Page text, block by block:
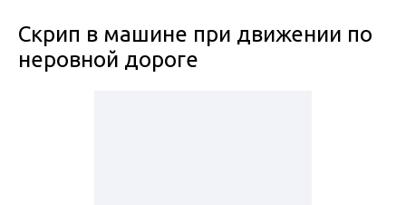
Скрип в машине при движении по
неровной дороге